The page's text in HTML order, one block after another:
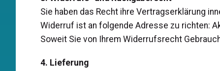
Sie haben das Recht ihre Vertragserklärung
Widerruf ist an folgende Adresse zu richten:
Soweit Sie von Ihrem Widerrufsrecht
4. Lieferung